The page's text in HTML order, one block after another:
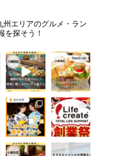
エリアのグルメ・ラン
を探そう！